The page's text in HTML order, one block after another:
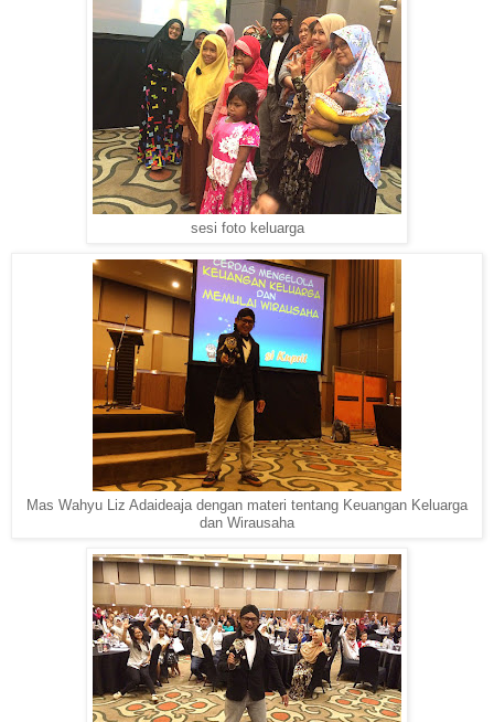
sesi foto keluarga
Mas Wahyu Liz Adaideaja dengan materi tentang Keuangan Keluarga
dan Wirausaha